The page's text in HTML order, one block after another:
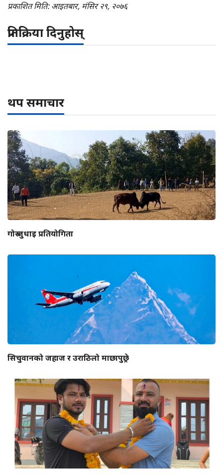
प्रकाशित मिति: आइतबार, मंसिर २९, २०७६
प्रतिक्रिया दिनुहोस्
थप समाचार
गोरु जुधाइ प्रतियोगिता
सिचुवानको जहाज र उराठिलो माछापुछ्रे